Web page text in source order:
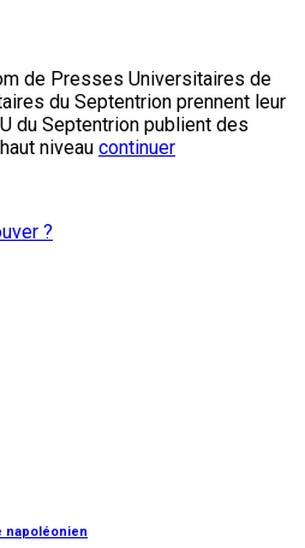
de Presses Universitaires de
du Septentrion prennent leur
du Septentrion publient des
niveau continuer
?
napoléonien